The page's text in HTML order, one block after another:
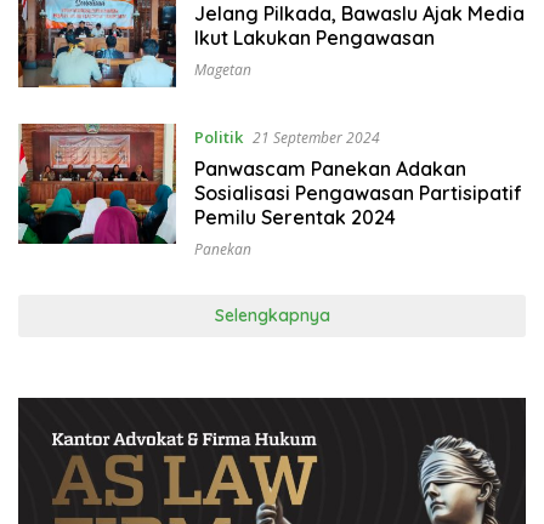
Jelang Pilkada, Bawaslu Ajak Media
Ikut Lakukan Pengawasan
Magetan
Politik 21 September 2024
Panwascam Panekan Adakan
Sosialisasi Pengawasan Partisipatif
Pemilu Serentak 2024
Panekan
Selengkapnya